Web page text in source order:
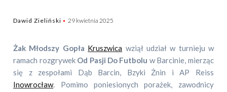
Dawid Zieliński 29 kwietnia 2025
Żak Młodszy Gopła Kruszwica wziął udział w turnieju w
ramach rozgrywek Od Pasji Do Futbolu w Barcinie, mierząc
się z zespołami Dąb Barcin, Bzyki Żnin i AP Reiss
Inowrocław. Pomimo poniesionych porażek, zawodnicy